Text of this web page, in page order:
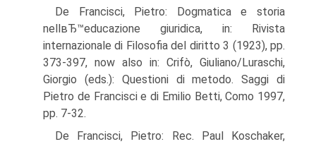
De Francisci, Pietro: Dogmatica e storia
nellвЂ™educazione giuridica, in: Rivista
internazionale di Filosofia del diritto 3 (1923), pp.
373-397, now also in: Crifò, Giuliano/Luraschi,
Giorgio (eds.): Questioni di metodo. Saggi di
Pietro de Francisci e di Emilio Betti, Como 1997,
pp. 7-32.
De Francisci, Pietro: Rec. Paul Koschaker,